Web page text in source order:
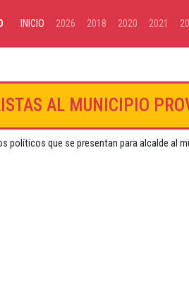
INICIO 2026 2018 2020 2021
AL MUNICIPIO
políticos que se presentan para alcalde al